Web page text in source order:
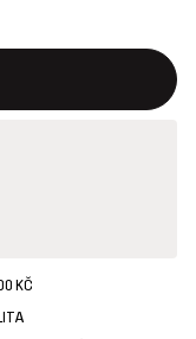
položky v
KČ